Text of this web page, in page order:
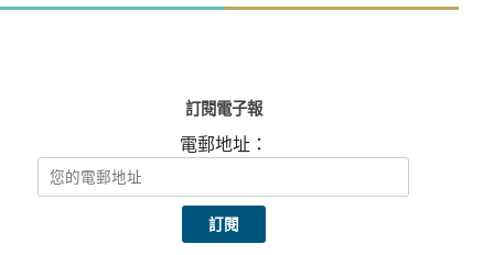
訂閱電子報
電郵地址：